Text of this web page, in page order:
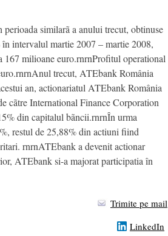
similarã a anului trecut, obtinuse
intervalul martie 2007 – martie 2008,
167 milioane euro.rnrnProfitul operational
trecut, ATEbank România
an, actionariatul ATEbank România
cãtre International Finance Corporation
din capitalul bãncii.rnrnÎn urma
restul de 25,88% din actiuni fiind
rnrnATEbank a devenit actionar
ATEbank si-a majorat participatia în
Trimite pe mail
LinkedIn